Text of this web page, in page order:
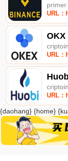
primer
URL
OKX
URL
URL
{daohang} {home}